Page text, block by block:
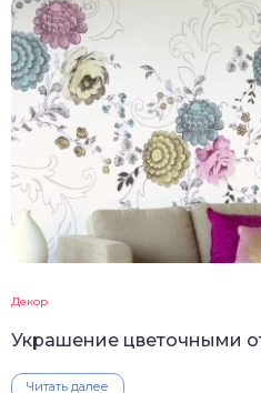
Декор
Украшение цветочными
Читать далее